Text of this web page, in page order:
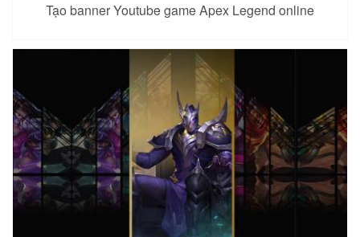
Tạo banner Youtube game Apex Legend online